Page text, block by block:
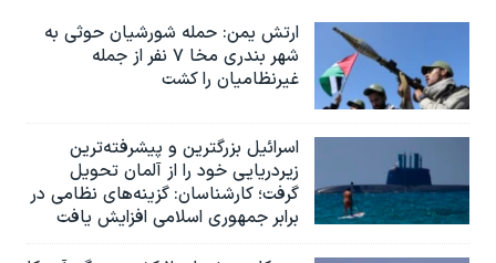
ارتش یمن: حمله شورشیان حوثی به
شهر بندری مخا ۷ نفر از جمله
غیرنظامیان را کشت
اسرائيل بزرگترین و پیشرفته‌ترین
زیردریایی خود را از آلمان تحویل
گرفت؛ کارشناسان: گزینه‌های نظامی در
برابر جمهوری اسلامی افزایش یافت